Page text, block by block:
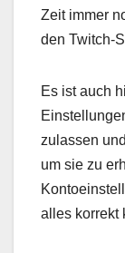
Zeit immer
den Twitch-
Es ist auch
zulassen
um sie zu
alles korrekt